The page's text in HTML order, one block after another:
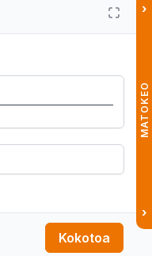
Asilimia Wijeti
Kokotoa
›
MATOKEO
›